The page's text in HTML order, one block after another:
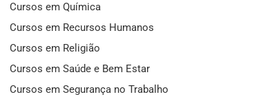
Cursos em Química
Cursos em Recursos Humanos
Cursos em Religião
Cursos em Saúde e Bem Estar
Cursos em Segurança no Trabalho